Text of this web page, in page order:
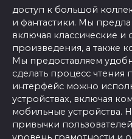
доступ к большой
и фантастики. Мы
включая классические
произведения, а также
Мы предоставляем
сделать процесс
интерфейс можно
устройствах, включая
мобильные устройства.
привычки